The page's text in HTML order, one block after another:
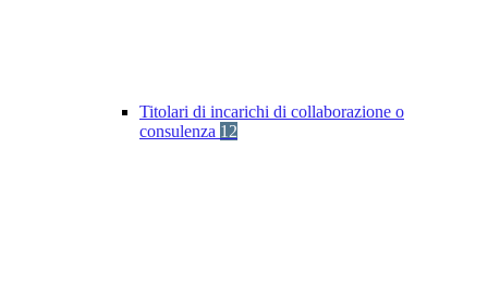
Titolari di incarichi di collaborazione o
consulenza 12